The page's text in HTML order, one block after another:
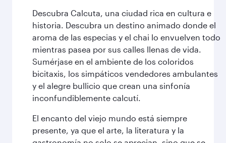
Descubra Calcuta, una ciudad rica en cultura e
historia. Descubra un destino animado donde el
aroma de las especias y el chai lo envuelven todo
mientras pasea por sus calles llenas de vida.
Sumérjase en el ambiente de los coloridos
bicitaxis, los simpáticos vendedores ambulantes
y el alegre bullicio que crean una sinfonía
inconfundiblemente calcutí.
El encanto del viejo mundo está siempre
presente, ya que el arte, la literatura y la